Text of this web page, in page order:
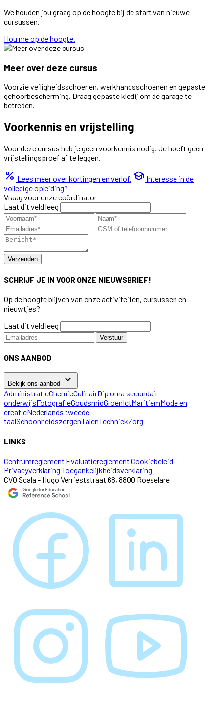
We houden jou graag op de hoogte bij de start van nieuwe
cursussen.
Hou me op de hoogte.
Meer over deze cursus
Voorzie veiligheidsschoenen, werkhandsschoenen en gepaste
gehoorbescherming. Draag gepaste kledij om de garage te
betreden.
Voorkennis en vrijstelling
Voor deze cursus heb je geen voorkennis nodig. Je hoeft geen
vrijstellingsproef af te leggen.
percent Lees meer over kortingen en verlof. school Interesse in de
volledige opleiding?
Vraag voor onze coördinator
Laat dit veld leeg
Verzenden
SCHRIJF JE IN VOOR ONZE NIEUWSBRIEF!
Op de hoogte blijven van onze activiteiten, cursussen en
nieuwtjes?
Laat dit veld leeg
Verstuur
ONS AANBOD
Bekijk ons aanbod keyboard_arrow_down
AdministratieChemieCulinairDiploma secundair
onderwijsFotografieGoudsmidGroenIctMaritiemMode en
creatieNederlands tweede
taalSchoonheidszorgenTalenTechniekZorg
LINKS
Centrumreglement Evaluatiereglement Cookiebeleid
Privacyverklaring Toegankelijkheidsverklaring
CVO Scala - Hugo Verrieststraat 68, 8800 Roeselare